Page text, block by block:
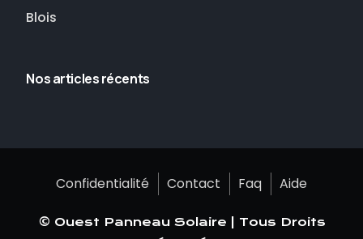
Blois
Nos articles récents
© Ouest Panneau Solaire | Tous Droits
Confidentialité Contact Faq Aide